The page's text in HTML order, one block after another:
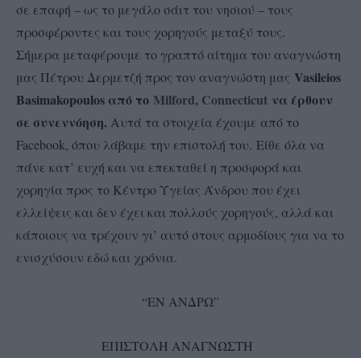
σε επαφή – ως το μεγάλο σάιτ του νησιού – τους
προσφέροντες και τους χορηγούς μεταξύ τους.
Σήμερα μεταφέρουμε το γραπτό αίτημα του αναγνώστη
μας Πέτρου Δερμετζή προς τον αναγνώστη μας Vasileios
Basimakopoulos από το Milford, Connecticut να έρθουν
σε συνεννόηση. Αυτά τα στοιχεία έχουμε από το
Facebook, όπου λάβαμε την επιστολή του. Είθε όλα να
πάνε κατ’ ευχή και να επεκταθεί η προσφορά και
χορηγία προς το Κέντρο Υγείας Άνδρου που έχει
ελλείψεις και δεν έχει και πολλούς χορηγούς, αλλά και
κάποιους να τρέχουν γι’ αυτό στους αρμοδίους για να το
ενισχύσουν εδώ και χρόνια.
“ΕΝ ΑΝΔΡΩ”
ΕΠΙΣΤΟΛΗ ΑΝΑΓΝΩΣΤΗ